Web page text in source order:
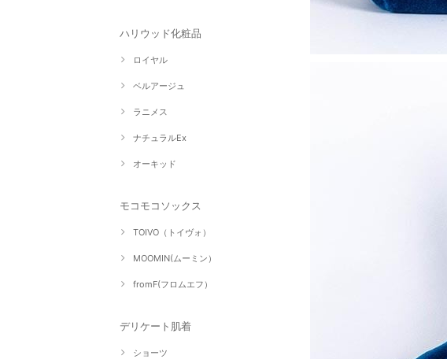
ハリウッド化粧品
ロイヤル
ベルアージュ
ラニメス
ナチュラルEx
オーキッド
モコモコソックス
TOIVO（トイヴォ）
MOOMIN(ムーミン）
fromF(フロムエフ）
デリケート肌着
ショーツ